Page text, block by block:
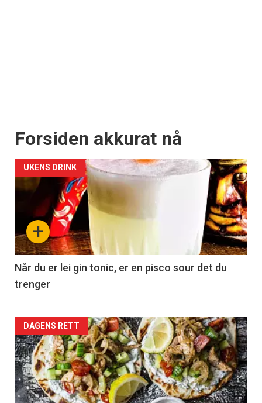
Forsiden akkurat nå
+
UKENS DRINK
Når du er lei gin tonic, er en pisco sour det du
trenger
Forsiden
akkurat
nå
DAGENS RETT